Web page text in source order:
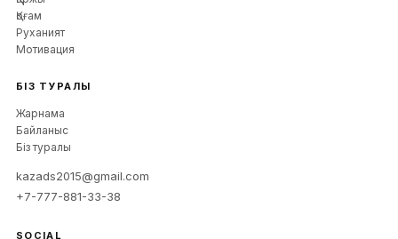
Қоғам
Руханият
Мотивация
БІЗ ТУРАЛЫ
Жарнама
Байланыс
Біз туралы
kazads2015@gmail.com
+7-777-881-33-38
SOCIAL